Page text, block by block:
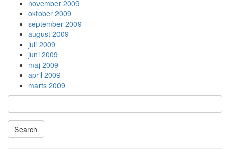
november 2009
oktober 2009
september 2009
august 2009
juli 2009
juni 2009
maj 2009
april 2009
marts 2009
Search